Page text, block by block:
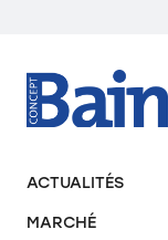
ACTUALITÉS
MARCHÉ